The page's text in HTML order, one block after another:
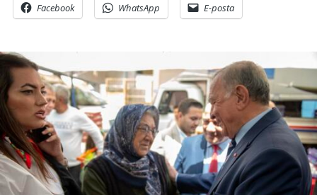
Facebook WhatsApp E-posta